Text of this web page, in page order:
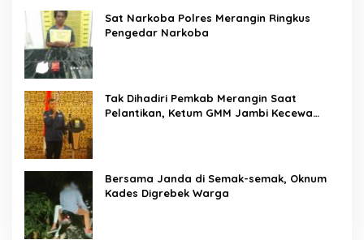
Sat Narkoba Polres Merangin Ringkus
Pengedar Narkoba
Tak Dihadiri Pemkab Merangin Saat
Pelantikan, Ketum GMM Jambi Kecewa
Bersama Janda di Semak-semak, Oknum
Kades Digrebek Warga